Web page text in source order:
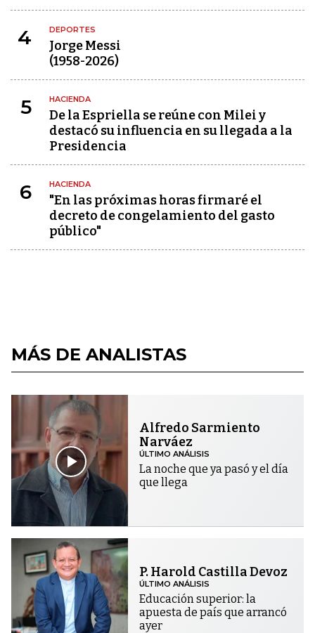
4 DEPORTES
Jorge Messi
(1958-2026)
5 HACIENDA
De la Espriella se reúne con Milei y
destacó su influencia en su llegada a la
Presidencia
6 HACIENDA
"En las próximas horas firmaré el
decreto de congelamiento del gasto
público"
MÁS DE ANALISTAS
Alfredo Sarmiento
Narváez
ÚLTIMO ANÁLISIS
La noche que ya pasó y el día
que llega
P. Harold Castilla Devoz
ÚLTIMO ANÁLISIS
Educación superior: la
apuesta de país que arrancó
ayer